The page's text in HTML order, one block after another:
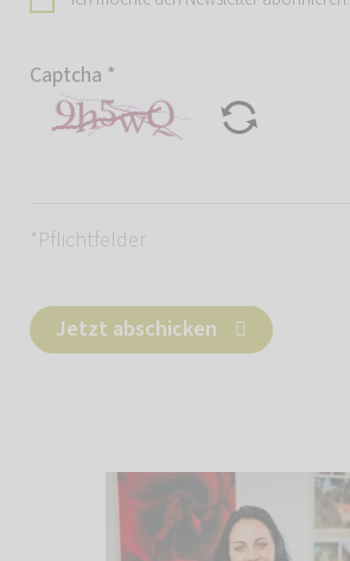
Captcha *
*Pflichtfelder
Jetzt abschicken